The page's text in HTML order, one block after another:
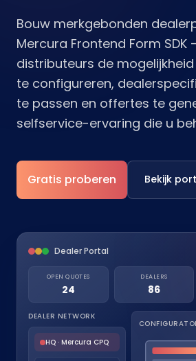
Bouw merkgebonden
Mercura Frontend Form SDK
distributeurs de
te configureren,
te passen en offertes te
selfservice-ervaring die u
Gratis proberen Bekijk
Dealer Portal
OPEN QUOTES
24
DEALERS
86
DEALER NETWORK
HQ · Mercura CPQ